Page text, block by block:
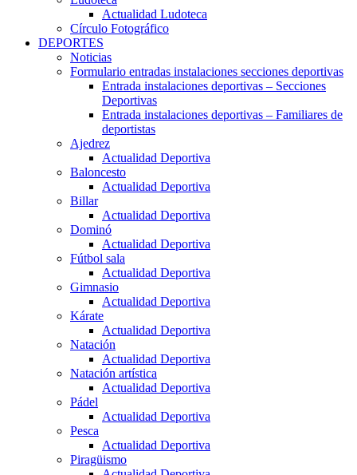
Actualidad Ludoteca
Círculo Fotográfico
DEPORTES
Noticias
Formulario entradas instalaciones secciones deportivas
Entrada instalaciones deportivas – Secciones
Deportivas
Entrada instalaciones deportivas – Familiares de
deportistas
Ajedrez
Actualidad Deportiva
Baloncesto
Actualidad Deportiva
Billar
Actualidad Deportiva
Dominó
Actualidad Deportiva
Fútbol sala
Actualidad Deportiva
Gimnasio
Actualidad Deportiva
Kárate
Actualidad Deportiva
Natación
Actualidad Deportiva
Natación artística
Actualidad Deportiva
Pádel
Actualidad Deportiva
Pesca
Actualidad Deportiva
Piragüismo